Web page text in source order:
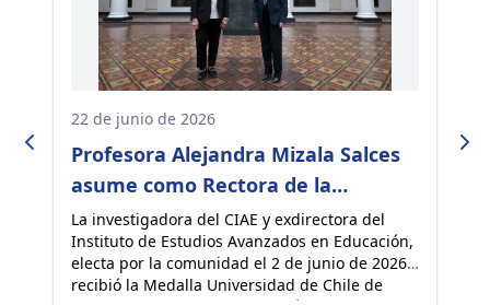
22 de junio de 2026
Profesora Alejandra Mizala Salces
asume como Rectora de la
Universidad de Chile
La investigadora del CIAE y exdirectora del
Instituto de Estudios Avanzados en Educación,
electa por la comunidad el 2 de junio de 2026,
recibió la Medalla Universidad de Chile de